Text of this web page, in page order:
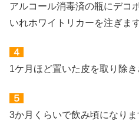
アルコール消毒済の瓶にデコ
いれホワイトリカーを注ぎます
４
1ケ月ほど置いた皮を取り除き
５
3か月くらいで飲み頃になりま